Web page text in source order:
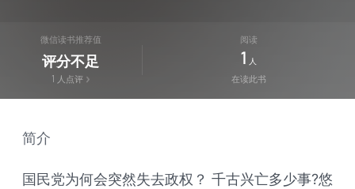
微信读书推荐值
评分不足
人点评
阅读
1 人
在读此书
简介
国民党为何会突然失去政权？ 千古兴亡多少事?悠